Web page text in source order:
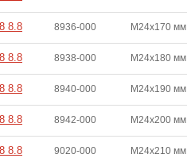
8.8 8936-000 M24x170 мм
8.8 8938-000 M24x180 мм
8.8 8940-000 M24x190 мм
8.8 8942-000 M24x200 мм
8.8 9020-000 M24x210 мм